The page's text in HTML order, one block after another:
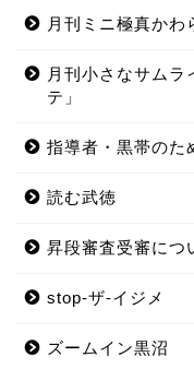
月刊ミニ極真かわ
月刊小さなサムラ
テ」
指導者・黒帯のた
読む武徳
昇段審査受審につ
stop-ザ-イジメ
ズームイン黒沼